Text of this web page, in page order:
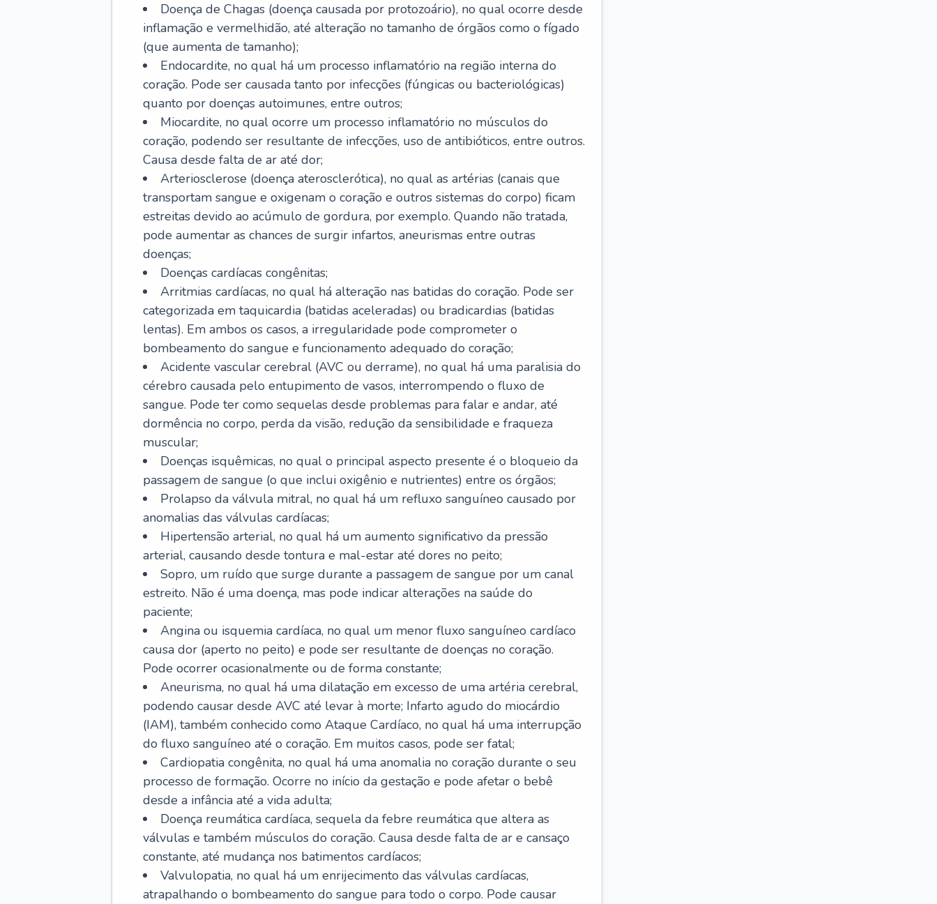
Doença de Chagas (doença causada por protozoário), no qual ocorre desde
inflamação e vermelhidão, até alteração no tamanho de órgãos como o fígado
(que aumenta de tamanho);
Endocardite, no qual há um processo inflamatório na região interna do
coração. Pode ser causada tanto por infecções (fúngicas ou bacteriológicas)
quanto por doenças autoimunes, entre outros;
Miocardite, no qual ocorre um processo inflamatório no músculos do
coração, podendo ser resultante de infecções, uso de antibióticos, entre outros.
Causa desde falta de ar até dor;
Arteriosclerose (doença aterosclerótica), no qual as artérias (canais que
transportam sangue e oxigenam o coração e outros sistemas do corpo) ficam
estreitas devido ao acúmulo de gordura, por exemplo. Quando não tratada,
pode aumentar as chances de surgir infartos, aneurismas entre outras
doenças;
Doenças cardíacas congênitas;
Arritmias cardíacas, no qual há alteração nas batidas do coração. Pode ser
categorizada em taquicardia (batidas aceleradas) ou bradicardias (batidas
lentas). Em ambos os casos, a irregularidade pode comprometer o
bombeamento do sangue e funcionamento adequado do coração;
Acidente vascular cerebral (AVC ou derrame), no qual há uma paralisia do
cérebro causada pelo entupimento de vasos, interrompendo o fluxo de
sangue. Pode ter como sequelas desde problemas para falar e andar, até
dormência no corpo, perda da visão, redução da sensibilidade e fraqueza
muscular;
Doenças isquêmicas, no qual o principal aspecto presente é o bloqueio da
passagem de sangue (o que inclui oxigênio e nutrientes) entre os órgãos;
Prolapso da válvula mitral, no qual há um refluxo sanguíneo causado por
anomalias das válvulas cardíacas;
Hipertensão arterial, no qual há um aumento significativo da pressão
arterial, causando desde tontura e mal-estar até dores no peito;
Sopro, um ruído que surge durante a passagem de sangue por um canal
estreito. Não é uma doença, mas pode indicar alterações na saúde do
paciente;
Angina ou isquemia cardíaca, no qual um menor fluxo sanguíneo cardíaco
causa dor (aperto no peito) e pode ser resultante de doenças no coração.
Pode ocorrer ocasionalmente ou de forma constante;
Aneurisma, no qual há uma dilatação em excesso de uma artéria cerebral,
podendo causar desde AVC até levar à morte; Infarto agudo do miocárdio
(IAM), também conhecido como Ataque Cardíaco, no qual há uma interrupção
do fluxo sanguíneo até o coração. Em muitos casos, pode ser fatal;
Cardiopatia congênita, no qual há uma anomalia no coração durante o seu
processo de formação. Ocorre no início da gestação e pode afetar o bebê
desde a infância até a vida adulta;
Doença reumática cardíaca, sequela da febre reumática que altera as
válvulas e também músculos do coração. Causa desde falta de ar e cansaço
constante, até mudança nos batimentos cardíacos;
Valvulopatia, no qual há um enrijecimento das válvulas cardíacas,
atrapalhando o bombeamento do sangue para todo o corpo. Pode causar